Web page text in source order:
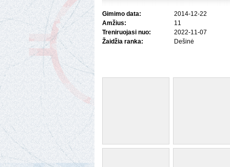
Gimimo data:
2014-12-22
Amžius:
11
Treniruojasi nuo:
2022-11-07
Žaidžia ranka:
Dešinė